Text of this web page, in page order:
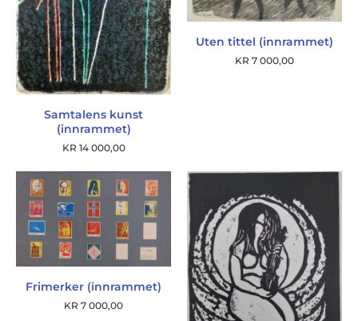
Samtalens kunst
(innrammet)
KR 14 000,00
Uten tittel (innrammet)
KR 7 000,00
Frimerker (innrammet)
KR 7 000,00